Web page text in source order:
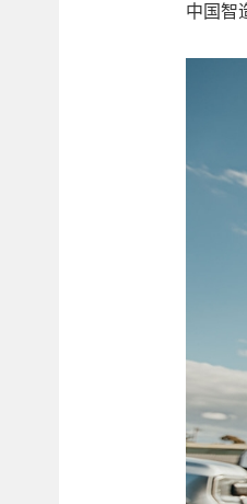
中国智